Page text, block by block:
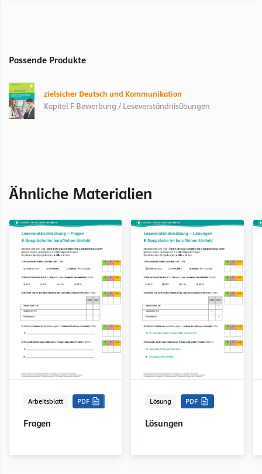
Passende Produkte
zielsicher Deutsch und Kommunikation
Kapitel F Bewerbung / Leseverständnisübungen
Ähnliche Materialien
Arbeitsblatt PDF
Fragen
Lösung PDF
Lösungen